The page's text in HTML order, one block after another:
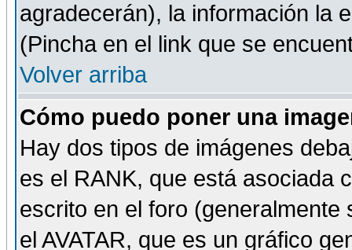
agradecerán), la información la
(Pincha en el link que se
Volver arriba
Cómo puedo poner una
Hay dos tipos de imágenes
es el RANK, que está asociada
escrito en el foro
el AVATAR, que es un gráfico